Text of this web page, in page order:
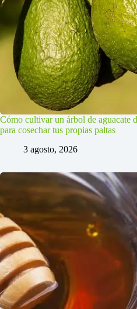
Cómo cultivar un árbol de aguacate
para cosechar tus propias paltas
3 agosto, 2026